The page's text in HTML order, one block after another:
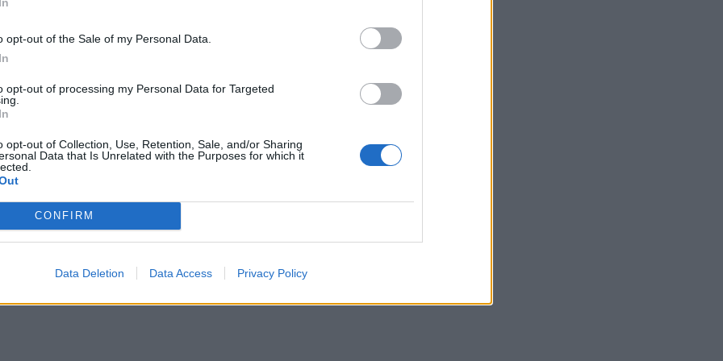
opt-out of the Sale of my Personal Data.
opt-out of processing my Personal Data for Targeted
opt-out of Collection, Use, Retention, Sale, and/or Sharing
Data that Is Unrelated with the Purposes for which it
CONFIRM
Data Deletion Data Access Privacy Policy
δράσεις που αναπτύχθηκαν από το προσωπικό
η ορθολογική διαχείριση απορριμμάτων μέσω του
το Υ/Β, καθώς και η αποφυγή παραγωγής